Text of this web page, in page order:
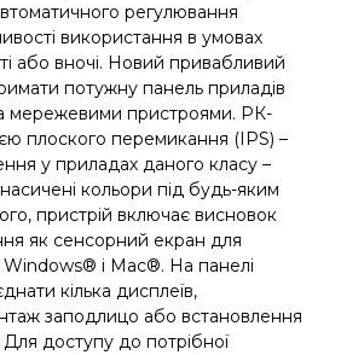
регулювання
використання в умовах
або вночі. Новий привабливий
потужну панель приладів
мережевими пристроями. РК-
плоского перемикання (IPS) –
у приладах даного класу –
кольори під будь-яким
пристрій включає висновок
як сенсорний екран для
і Mac®. На панелі
кілька дисплеїв,
заподлицо або встановлення
Для доступу до потрібної